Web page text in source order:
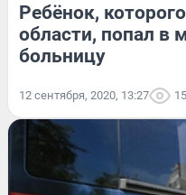
Ребёнок,
области, попал в
больницу
12 сентября, 2020, 13:27